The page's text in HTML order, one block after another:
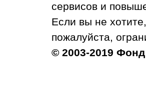
сервисов и
Если вы не
пожалуйста,
© 2003-2019